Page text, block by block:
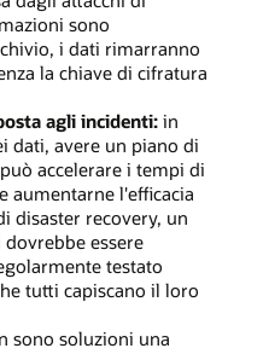
sono
i dati rimarranno
la chiave di cifratura
agli incidenti: in
dati, avere un piano di
accelerare i tempi di
aumentarne l'efficacia
disaster recovery, un
essere
testato
tutti capiscano il loro
sono soluzioni una